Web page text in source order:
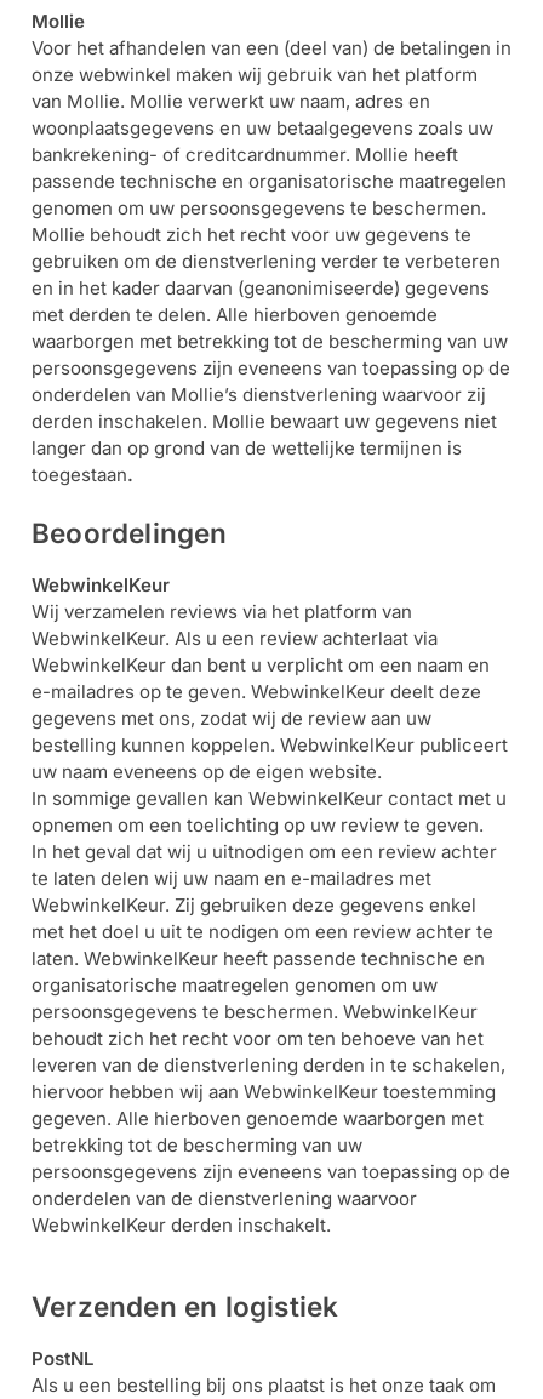
Mollie
Voor het afhandelen van een (deel van) de betalingen in
onze webwinkel maken wij gebruik van het platform
van Mollie. Mollie verwerkt uw naam, adres en
woonplaatsgegevens en uw betaalgegevens zoals uw
bankrekening- of creditcardnummer. Mollie heeft
passende technische en organisatorische maatregelen
genomen om uw persoonsgegevens te beschermen.
Mollie behoudt zich het recht voor uw gegevens te
gebruiken om de dienstverlening verder te verbeteren
en in het kader daarvan (geanonimiseerde) gegevens
met derden te delen. Alle hierboven genoemde
waarborgen met betrekking tot de bescherming van uw
persoonsgegevens zijn eveneens van toepassing op de
onderdelen van Mollie’s dienstverlening waarvoor zij
derden inschakelen. Mollie bewaart uw gegevens niet
langer dan op grond van de wettelijke termijnen is
toegestaan.
Beoordelingen
WebwinkelKeur
Wij verzamelen reviews via het platform van
WebwinkelKeur. Als u een review achterlaat via
WebwinkelKeur dan bent u verplicht om een naam en
e-mailadres op te geven. WebwinkelKeur deelt deze
gegevens met ons, zodat wij de review aan uw
bestelling kunnen koppelen. WebwinkelKeur publiceert
uw naam eveneens op de eigen website.
In sommige gevallen kan WebwinkelKeur contact met u
opnemen om een toelichting op uw review te geven.
In het geval dat wij u uitnodigen om een review achter
te laten delen wij uw naam en e-mailadres met
WebwinkelKeur. Zij gebruiken deze gegevens enkel
met het doel u uit te nodigen om een review achter te
laten. WebwinkelKeur heeft passende technische en
organisatorische maatregelen genomen om uw
persoonsgegevens te beschermen. WebwinkelKeur
behoudt zich het recht voor om ten behoeve van het
leveren van de dienstverlening derden in te schakelen,
hiervoor hebben wij aan WebwinkelKeur toestemming
gegeven. Alle hierboven genoemde waarborgen met
betrekking tot de bescherming van uw
persoonsgegevens zijn eveneens van toepassing op de
onderdelen van de dienstverlening waarvoor
WebwinkelKeur derden inschakelt.
Verzenden en logistiek
PostNL
Als u een bestelling bij ons plaatst is het onze taak om